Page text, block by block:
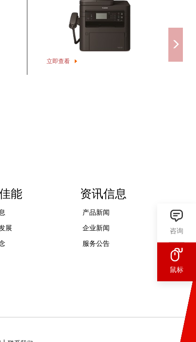
立即查看
能
展
资讯信息
产品新闻
企业新闻
服务公告
咨询
鼠标